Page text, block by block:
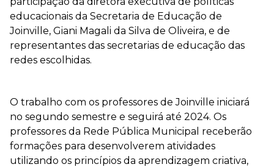
educacionais da Secretaria de Educação de
Joinville, Giani Magali da Silva de Oliveira, e de
representantes das secretarias de educação das
redes escolhidas.
O trabalho com os professores de Joinville iniciará
no segundo semestre e seguirá até 2024. Os
professores da Rede Pública Municipal receberão
formações para desenvolverem atividades
utilizando os princípios da aprendizagem criativa,